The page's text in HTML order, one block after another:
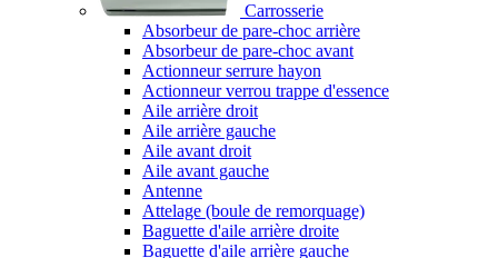
Carrosserie
Absorbeur de pare-choc arrière
Absorbeur de pare-choc avant
Actionneur serrure hayon
Actionneur verrou trappe d'essence
Aile arrière droit
Aile arrière gauche
Aile avant droit
Aile avant gauche
Antenne
Attelage (boule de remorquage)
Baguette d'aile arrière droite
Baguette d'aile arrière gauche